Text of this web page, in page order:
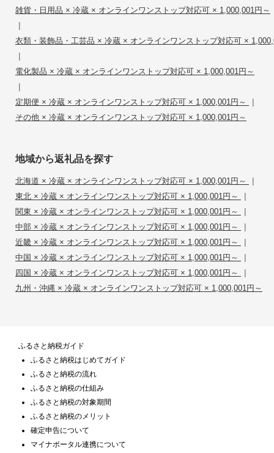
雑貨・日用品 × 冷蔵 × オンラインワンストップ対応可 × 1,000,001円～
|
衣類・装飾品・工芸品 × 冷蔵 × オンラインワンストップ対応可 ×
|
電化製品 × 冷蔵 × オンラインワンストップ対応可 × 1,000,001円～
|
定期便 × 冷蔵 × オンラインワンストップ対応可 × 1,000,001円～ |
その他 × 冷蔵 × オンラインワンストップ対応可 × 1,000,001円～
地域から返礼品を探す
北海道 × 冷蔵 × オンラインワンストップ対応可 × 1,000,001円～ |
東北 × 冷蔵 × オンラインワンストップ対応可 × 1,000,001円～ |
関東 × 冷蔵 × オンラインワンストップ対応可 × 1,000,001円～ |
中部 × 冷蔵 × オンラインワンストップ対応可 × 1,000,001円～ |
近畿 × 冷蔵 × オンラインワンストップ対応可 × 1,000,001円～ |
中国 × 冷蔵 × オンラインワンストップ対応可 × 1,000,001円～ |
四国 × 冷蔵 × オンラインワンストップ対応可 × 1,000,001円～ |
九州・沖縄 × 冷蔵 × オンラインワンストップ対応可 × 1,000,001円～
ふるさと納税ガイド
ふるさと納税はじめてガイド
ふるさと納税の流れ
ふるさと納税の仕組み
ふるさと納税の対象期間
ふるさと納税のメリット
確定申告について
マイナポータル連携について